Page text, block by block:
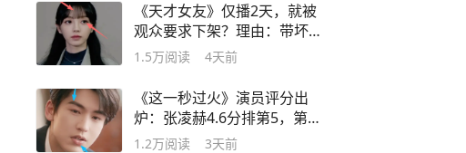
《天才女友》仅播2天，就被
观众要求下架？理由：带坏学
校风气！
1.5万阅读 4天前
《这一秒过火》演员评分出
炉：张凌赫4.6分排第5，第1
实至名归！
1.2万阅读 3天前